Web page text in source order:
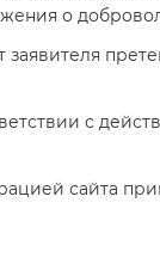
о
с
сайта